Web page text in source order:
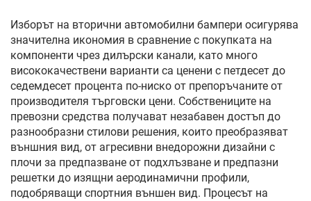
Изборът на вторични автомобилни бампери осигурява
значителна икономия в сравнение с покупката на
компоненти чрез дилърски канали, като много
висококачествени варианти са ценени с петдесет до
седемдесет процента по-ниско от препоръчаните от
производителя търговски цени. Собствениците на
превозни средства получават незабавен достъп до
разнообразни стилови решения, които преобразяват
външния вид, от агресивни внедорожни дизайни с
плочи за предпазване от подхлъзване и предпазни
решетки до изящни аеродинамични профили,
подобряващи спортния външен вид. Процесът на